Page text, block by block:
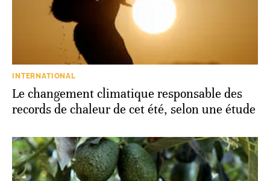
INTERNATIONAL
Le changement climatique responsable des
records de chaleur de cet été, selon une étude